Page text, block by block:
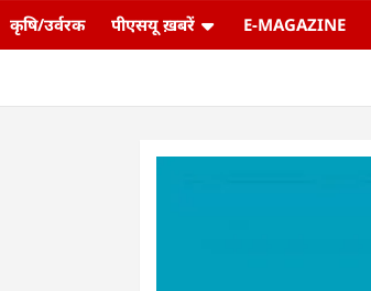
कृषि/उर्वरक पीएसयू ख़बरें E-MAGAZINE